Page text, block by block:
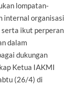
lompatan-
internal organisasi
serta ikut perperan
dalam
dukungan
Ketua IAKMI
(26/4) di